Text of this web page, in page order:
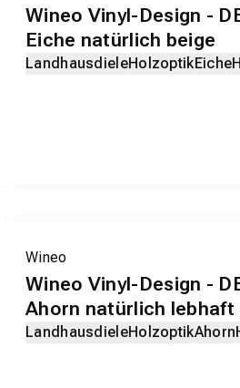
Wineo Vinyl-Design -
Eiche natürlich beige
LandhausdieleHolzoptikEiche
Wineo
Wineo Vinyl-Design -
Ahorn natürlich lebhaft
LandhausdieleHolzoptikAhorn